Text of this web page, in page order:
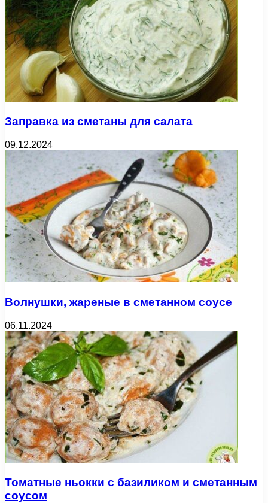
Заправка из сметаны для салата
09.12.2024
Волнушки, жареные в сметанном соусе
06.11.2024
Томатные ньокки с базиликом и сметанным
соусом